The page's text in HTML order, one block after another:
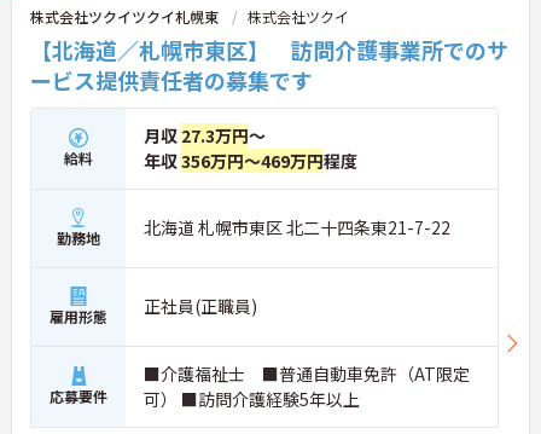
株式会社ツクイツクイ札幌東 株式会社ツクイ
【北海道／札幌市東区】 訪問介護事業所でのサ
ービス提供責任者の募集です
給料
月収 27.3万円～
年収356万円～469万円程度
勤務地 北海道 札幌市東区 北二十四条東21-7-22
雇用形態 正社員(正職員)
応募要件
■介護福祉士 ■普通自動車免許（AT限定
可） ■訪問介護経験5年以上